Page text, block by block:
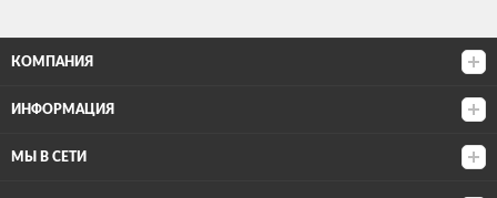
КОМПАНИЯ
ИНФОРМАЦИЯ
МЫ В СЕТИ